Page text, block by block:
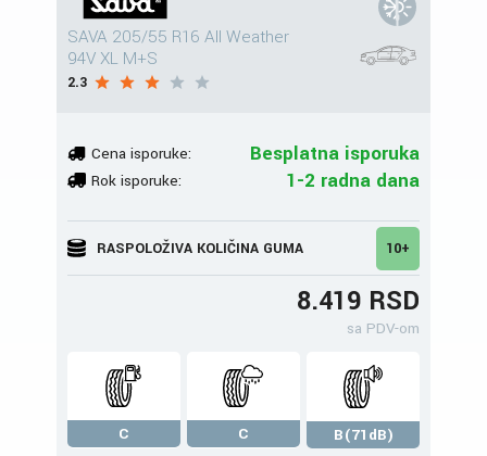
SAVA 205/55 R16 All Weather
94V XL M+S
2.3
Cena isporuke: Besplatna isporuka
Rok isporuke: 1-2 radna dana
RASPOLOŽIVA KOLIČINA GUMA 10+
8.419 RSD
sa PDV-om
C C
B(71dB)